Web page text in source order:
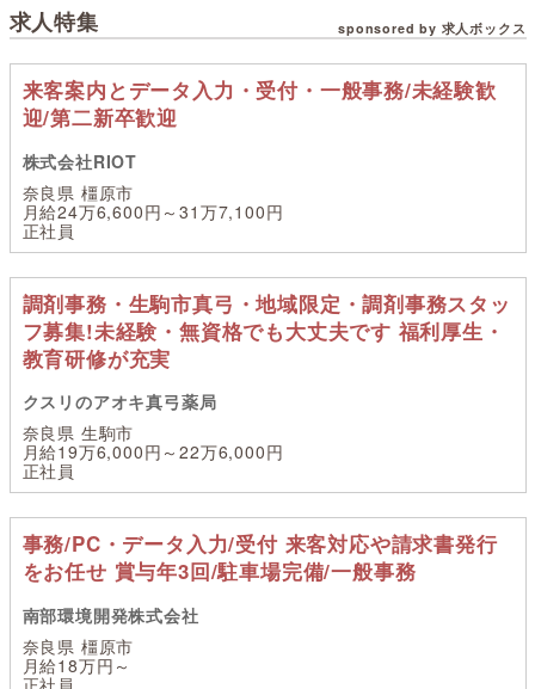
求人特集 sponsored by 求人ボックス
来客案内とデータ入力・受付・一般事務/未経験歓
迎/第二新卒歓迎
株式会社RIOT
奈良県 橿原市
月給24万6,600円～31万7,100円
正社員
調剤事務・生駒市真弓・地域限定・調剤事務スタッ
フ募集!未経験・無資格でも大丈夫です 福利厚生・
教育研修が充実
クスリのアオキ真弓薬局
奈良県 生駒市
月給19万6,000円～22万6,000円
正社員
事務/PC・データ入力/受付 来客対応や請求書発行
をお任せ 賞与年3回/駐車場完備/一般事務
南部環境開発株式会社
奈良県 橿原市
月給18万円～
正社員